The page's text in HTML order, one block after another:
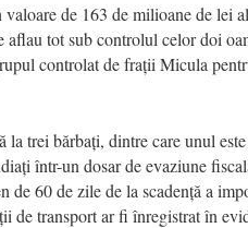
de 163 de milioane de lei
aflau tot sub controlul celor doi
controlat de frații Micula
trei bărbați, dintre care unul
într-un dosar de evaziune
de 60 de zile de la scadență a
de transport ar fi înregistrat în